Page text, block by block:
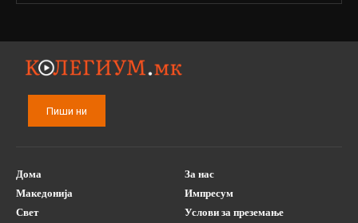
Пиши ни
Дома
Македонија
Свет
За нас
Импресум
Услови за преземање